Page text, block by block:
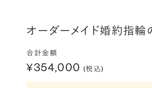
オーダーメイド婚約指輪
合計金額
¥354,000 (税込)